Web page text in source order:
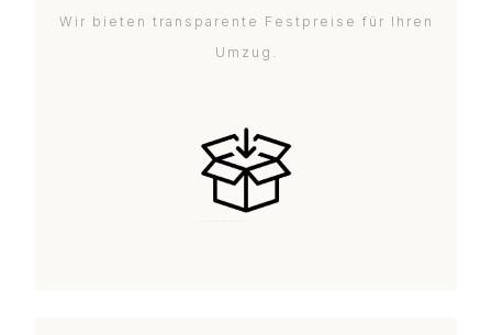
Wir bieten transparente Festpreise für Ihren
Umzug.